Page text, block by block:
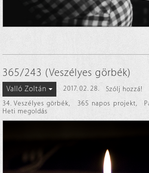
365/243 (Veszélyes görbék)
Valló Zoltán 2017. 02. 28.
Szólj hozzá!
34. Veszélyes görbék, 365 napos projekt,
Heti megoldás